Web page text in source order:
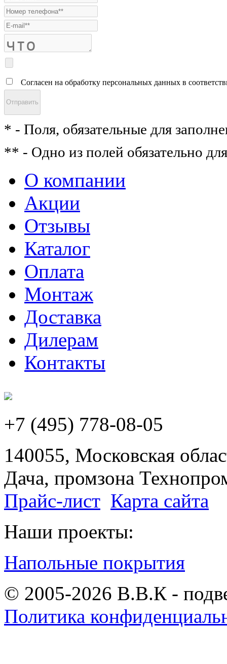
Согласен на обработку персональных данных в
* - Поля, обязательные для
** - Одно из полей обязательно
О компании
Акции
Отзывы
Каталог
Оплата
Монтаж
Доставка
Дилерам
Контакты
+7 (495) 778-08-05
140055, Московская
Дача, промзона
Прайс-лист Карта сайта
Наши проекты:
Напольные покрытия
© 2005-2026 В.В.К -
Политика